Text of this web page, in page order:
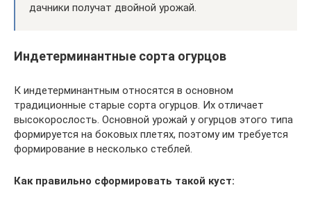
дачники получат двойной урожай.
Индетерминантные сорта огурцов
К индетерминантным относятся в основном
традиционные старые сорта огурцов. Их отличает
высокорослость. Основной урожай у огурцов этого типа
формируется на боковых плетях, поэтому им требуется
формирование в несколько стеблей.
Как правильно сформировать такой куст: